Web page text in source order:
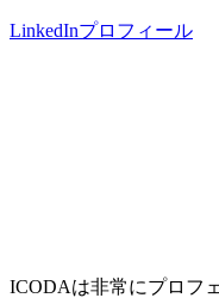
LinkedInプロフィール
ICODAは非常にプロフ